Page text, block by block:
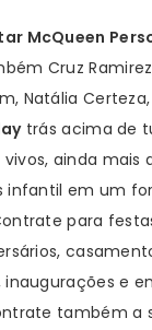
McQueen
Cruz
Natália
trás acima de
ainda mais
infantil em um
para
inaugurações e
também a